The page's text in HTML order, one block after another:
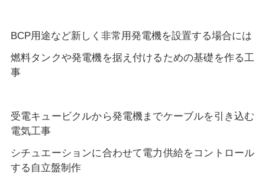
BCP用途など新しく非常用発電機を設置する場合には
燃料タンクや発電機を据え付けるための基礎を作る工
事
受電キュービクルから発電機までケーブルを引き込む
電気工事
シチュエーションに合わせて電力供給をコントロール
する自立盤制作